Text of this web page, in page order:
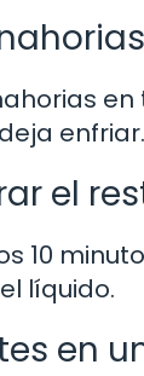
en
enfriar.
el
10
líquido.
en